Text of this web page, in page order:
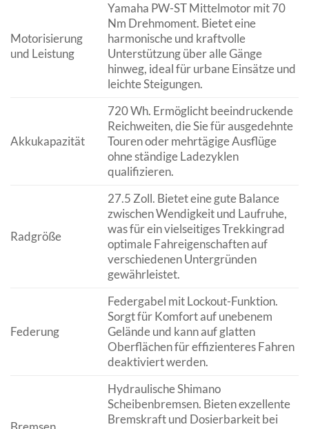
Motorisierung
und Leistung
Yamaha PW-ST Mittelmotor mit 70
Nm Drehmoment. Bietet eine
harmonische und kraftvolle
Unterstützung über alle Gänge
hinweg, ideal für urbane Einsätze und
leichte Steigungen.
Akkukapazität
720 Wh. Ermöglicht beeindruckende
Reichweiten, die Sie für ausgedehnte
Touren oder mehrtägige Ausflüge
ohne ständige Ladezyklen
qualifizieren.
Radgröße
27.5 Zoll. Bietet eine gute Balance
zwischen Wendigkeit und Laufruhe,
was für ein vielseitiges Trekkingrad
optimale Fahreigenschaften auf
verschiedenen Untergründen
gewährleistet.
Federung
Federgabel mit Lockout-Funktion.
Sorgt für Komfort auf unebenem
Gelände und kann auf glatten
Oberflächen für effizienteres Fahren
deaktiviert werden.
Hydraulische Shimano
Scheibenbremsen. Bieten exzellente
Bremskraft und Dosierbarkeit bei